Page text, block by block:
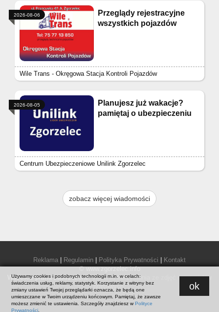
ok
Używamy cookies i podobnych technologii m.in. w celach:
świadczenia usług, reklamy, statystyk. Korzystanie z witryny bez
zmiany ustawień Twojej przeglądarki oznacza, że będą one
umieszczane w Twoim urządzeniu końcowym. Pamiętaj, że zawsze
możesz zmienić te ustawienia. Szczegóły znajdziesz w Polityce
Prywatności
Przeglądy rejestracyjne
wszystkich pojazdów
Wile Trans - Okręgowa Stacja Kontroli Pojazdów
2026-08-06
Planujesz już wakacje?
pamiętaj o ubezpieczeniu
Centrum Ubezpieczeniowe Unilink Zgorzelec
2026-08-05
zobacz więcej wiadomości
Reklama | Regulamin | Polityka Prywatności | Kontakt
© www.zgorzelec.info
Wszelkie prawa zastrzeżone.Warunki korzystania ze zdjęć i materiałów
prasowych .